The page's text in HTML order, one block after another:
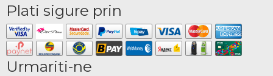
Plati sigure prin
Urmariti-ne